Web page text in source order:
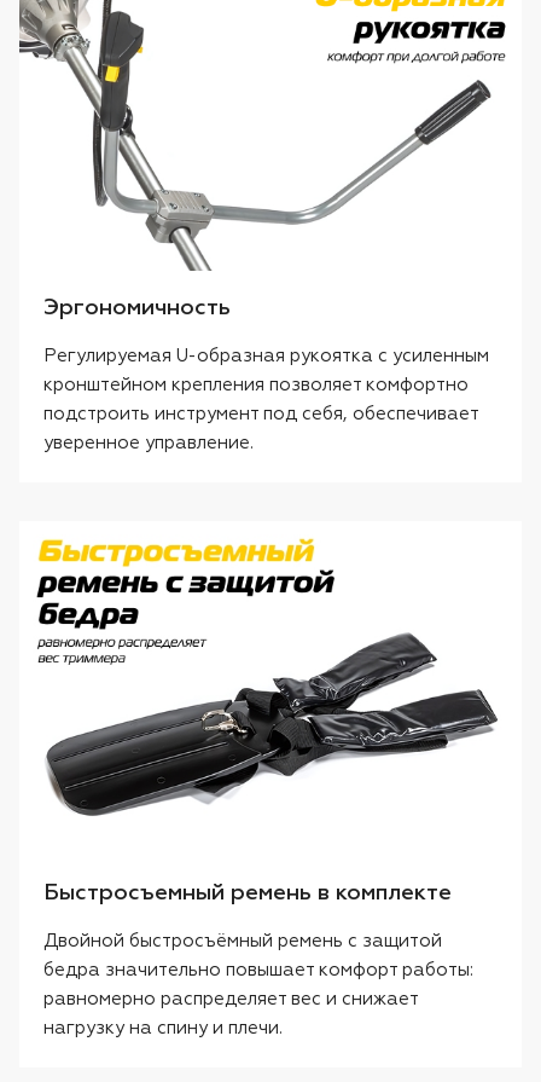
Эргономичность
Регулируемая U-образная рукоятка с усиленным
кронштейном крепления позволяет комфортно
подстроить инструмент под себя, обеспечивает
уверенное управление.
Быстросъемный ремень в комплекте
Двойной быстросъёмный ремень с защитой
бедра значительно повышает комфорт работы:
равномерно распределяет вес и снижает
нагрузку на спину и плечи.